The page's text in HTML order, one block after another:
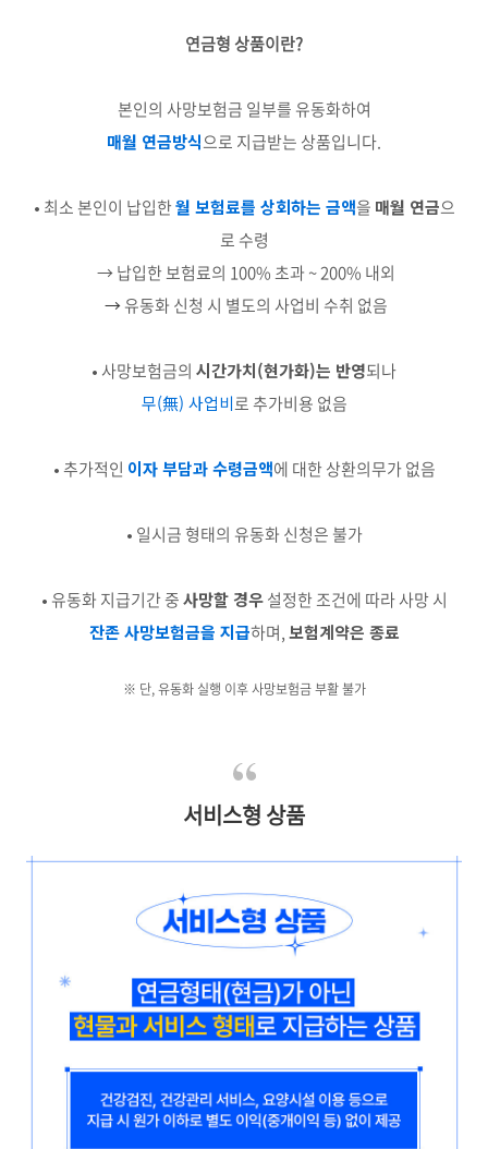
연금형 상품이란?
본인의 사망보험금 일부를 유동화하여
매월 연금방식으로 지급받는 상품입니다.
• 최소 본인이 납입한월 보험료를 상회하는 금액을 매월 연금으
로 수령
→ 납입한 보험료의 100% 초과 ~ 200% 내외
→유동화 신청 시 별도의 사업비 수취 없음
• 사망보험금의 시간가치(현가화)는 반영되나
무(無) 사업비로 추가비용 없음
• 추가적인 이자 부담과 수령금액에 대한 상환의무가 없음
• 일시금 형태의 유동화 신청은 불가
• 유동화 지급기간 중사망할 경우설정한 조건에 따라 사망 시
잔존 사망보험금을 지급하며,보험계약은 종료
※ 단, 유동화 실행 이후 사망보험금 부활 불가
서비스형 상품